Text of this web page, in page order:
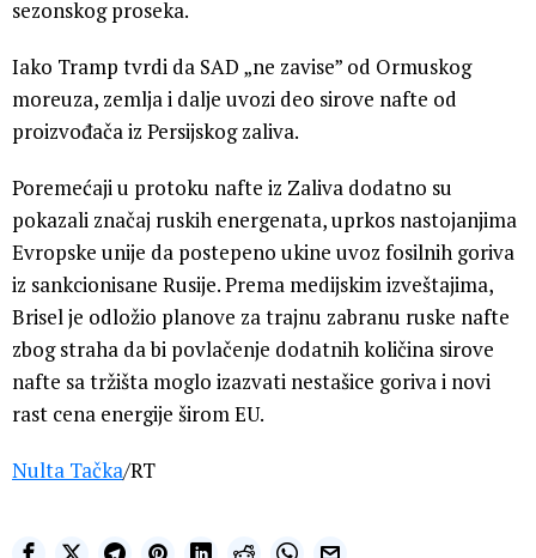
sezonskog proseka.
Iako Tramp tvrdi da SAD „ne zavise” od Ormuskog
moreuza, zemlja i dalje uvozi deo sirove nafte od
proizvođača iz Persijskog zaliva.
Poremećaji u protoku nafte iz Zaliva dodatno su
pokazali značaj ruskih energenata, uprkos nastojanjima
Evropske unije da postepeno ukine uvoz fosilnih goriva
iz sankcionisane Rusije. Prema medijskim izveštajima,
Brisel je odložio planove za trajnu zabranu ruske nafte
zbog straha da bi povlačenje dodatnih količina sirove
nafte sa tržišta moglo izazvati nestašice goriva i novi
rast cena energije širom EU.
Nulta Tačka/RT